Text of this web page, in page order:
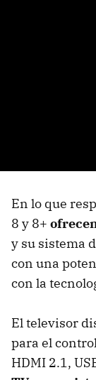
En lo que
8 y 8+
y su sistema
con una
con la
El televisor
para el
HDMI 2.1,